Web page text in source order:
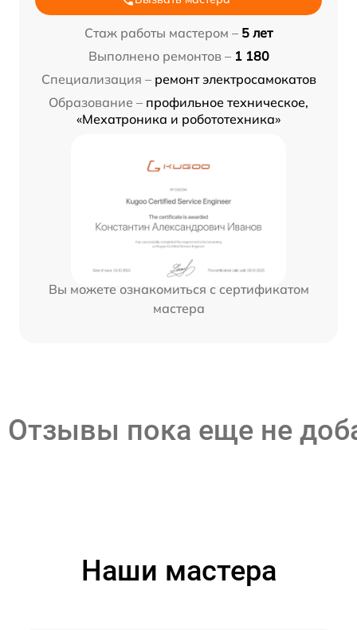
Стаж работы мастером – 5 лет
Выполнено ремонтов – 1 180
Специализация – ремонт электросамокатов
Образование – профильное техническое,
«Мехатроника и робототехника»
Вы можете ознакомиться с сертификатом
мастера
Отзывы пока еще не
Наши мастера